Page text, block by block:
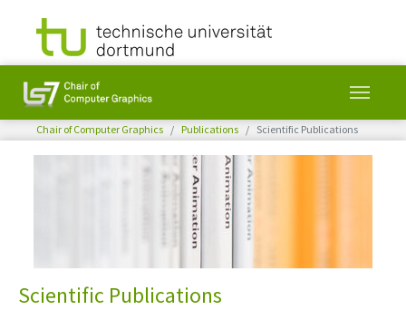
You are here:
Chair of Computer Graphics Publications Scientific Publications
Scientific Publications